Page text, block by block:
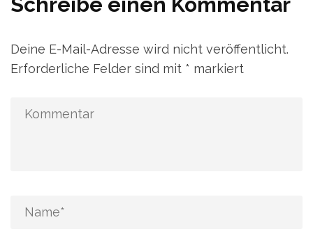
Deine E-Mail-Adresse wird nicht veröffentlicht.
Erforderliche Felder sind mit * markiert